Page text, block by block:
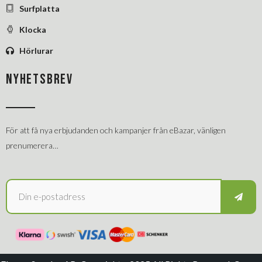
Surfplatta
Klocka
Hörlurar
NYHETSBREV
För att få nya erbjudanden och kampanjer från eBazar, vänligen
prenumerera…